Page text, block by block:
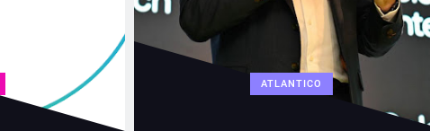
ATLANTICO